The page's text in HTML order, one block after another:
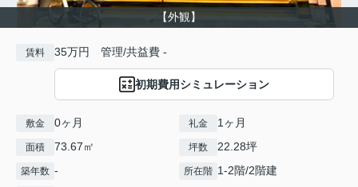
【外観】
賃料 35万円 管理/共益費 -
初期費用シミュレーション
敷金 0ヶ月 礼金 1ヶ月
面積 73.67㎡ 坪数 22.28坪
築年数 - 所在階 1-2階/2階建